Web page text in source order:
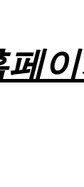
페